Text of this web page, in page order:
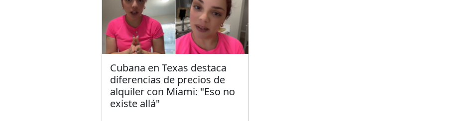
Cubana en Texas destaca
diferencias de precios de
alquiler con Miami: "Eso no
existe allá"